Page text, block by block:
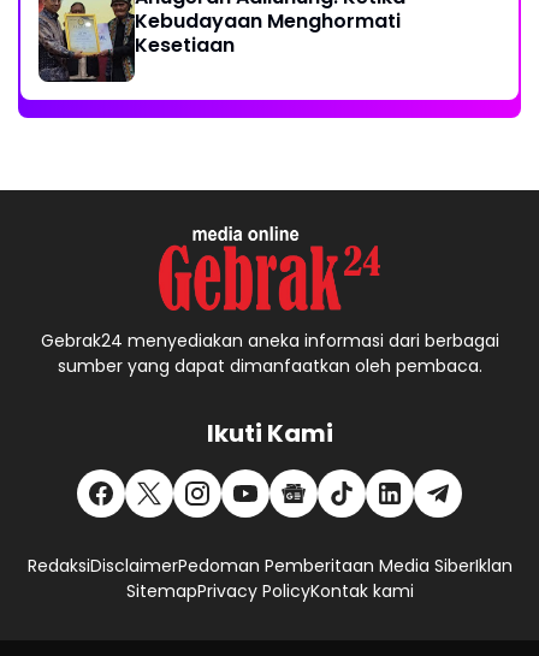
Kebudayaan Menghormati
Kesetiaan
Gebrak24 menyediakan aneka informasi dari berbagai
sumber yang dapat dimanfaatkan oleh pembaca.
Ikuti Kami
RedaksiDisclaimerPedoman Pemberitaan Media SiberIklan
SitemapPrivacy PolicyKontak kami